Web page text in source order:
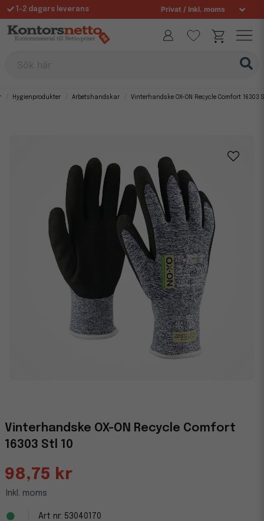
1-2 dagars leverans
Fri frakt över 995 kr
Hygienprodukter Arbetshandskar Vinterhandske OX-ON Recycle Comfort 16303
Vinterhandske OX-ON Recycle Comfort
16303 Stl 10
98,75 kr
Inkl. moms
53040170